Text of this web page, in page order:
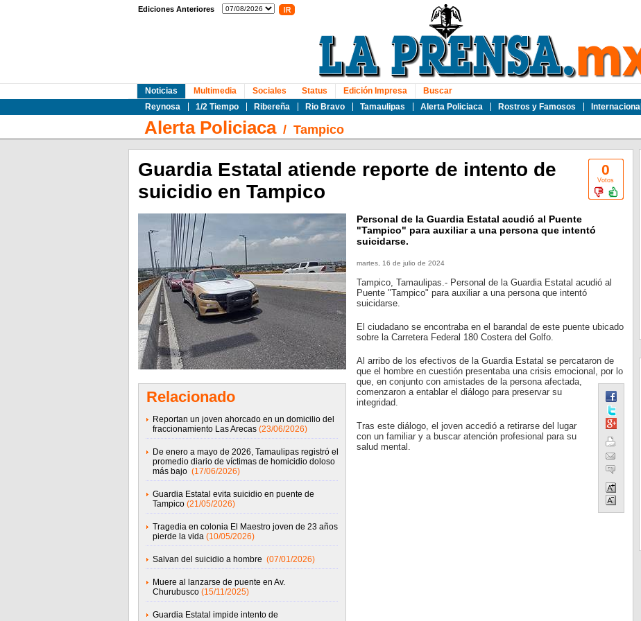
Ediciones Anteriores
Noticias
Reynosa
1/2 Tiempo Ribereña Rio Bravo Tamaulipas Alerta Policiaca Rostros y Famosos Internacional
Multimedia Sociales Status Edición Impresa Buscar
Alerta Policiaca/ Tampico
0
Votos
Guardia Estatal atiende reporte de intento de
suicidio en Tampico
Relacionado
Reportan un joven ahorcado en un domicilio del
fraccionamiento Las Arecas (23/06/2026)
De enero a mayo de 2026, Tamaulipas registró el
promedio diario de víctimas de homicidio doloso
más bajo (17/06/2026)
Guardia Estatal evita suicidio en puente de
Tampico (21/05/2026)
Tragedia en colonia El Maestro joven de 23 años
pierde la vida (10/05/2026)
Salvan del suicidio a hombre (07/01/2026)
Muere al lanzarse de puente en Av.
Churubusco (15/11/2025)
Guardia Estatal impide intento de
Personal de la Guardia Estatal acudió al Puente
"Tampico" para auxiliar a una persona que intentó
suicidarse.
martes, 16 de julio de 2024
Tampico, Tamaulipas.- Personal de la Guardia Estatal acudió al
Puente "Tampico" para auxiliar a una persona que intentó
suicidarse.
El ciudadano se encontraba en el barandal de este puente ubicado
sobre la Carretera Federal 180 Costera del Golfo.
Al arribo de los efectivos de la Guardia Estatal se percataron de
que el hombre en cuestión presentaba una crisis emocional, por lo
que, en conjunto con amistades de la persona afectada,
comenzaron a entablar el diálogo para preservar su
integridad.
Tras este diálogo, el joven accedió a retirarse del lugar
con un familiar y a buscar atención profesional para su
salud mental.